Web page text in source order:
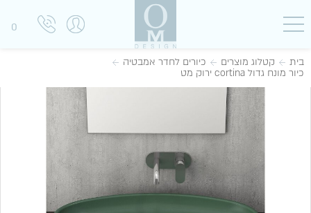
0
בית קטלוג מוצרים
כיורים לחדר אמבטיה
כיור מונח גדול cortina ירוק מט